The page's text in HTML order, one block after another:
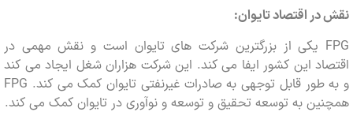
اقتصاد تایوان:
FPG یکی از بزرگترین شرکت های تایوان است و نقش مهمی در
این کشور ایفا می کند. این شرکت هزاران شغل ایجاد می کند
و به طور قابل توجهی به صادرات غیرنفتی تایوان کمک می کند. FPG
به توسعه تحقیق و توسعه و نوآوری در تایوان کمک می کند.